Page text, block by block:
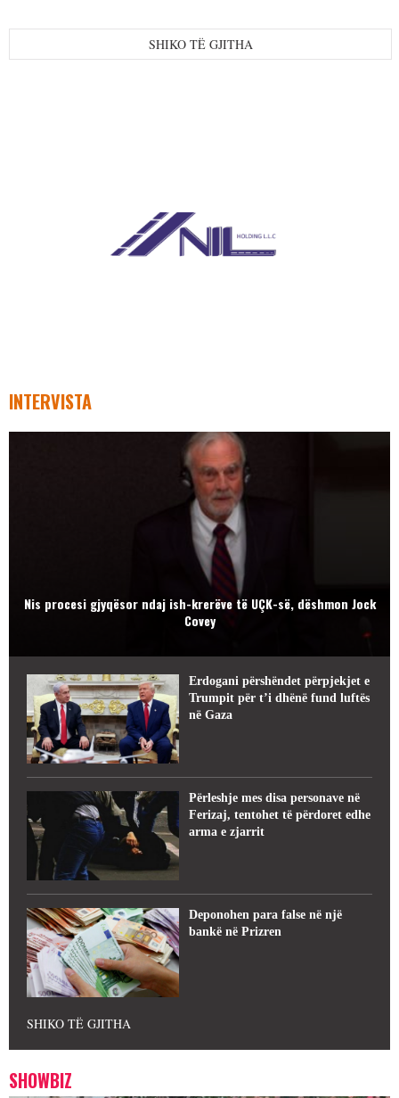
SHIKO TË GJITHA
INTERVISTA
Nis procesi gjyqësor ndaj ish-krerëve të UÇK-së, dëshmon Jock
Covey
Erdogani përshëndet përpjekjet e
Trumpit për t’i dhënë fund luftës
në Gaza
Përleshje mes disa personave në
Ferizaj, tentohet të përdoret edhe
arma e zjarrit
Deponohen para false në një
bankë në Prizren
SHIKO TË GJITHA
SHOWBIZ